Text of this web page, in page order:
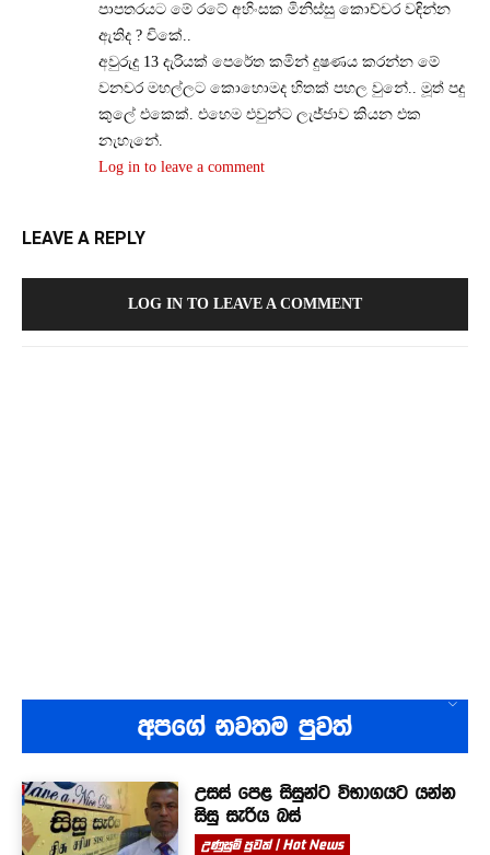
පාපතරයට මේ රටේ අහිංසක මිනිස්සු කොච්චර වඳින්න
ඇතිද ? චිකේ..
අවුරුදු 13 දැරියක් පෙරේත කමින් දුෂණය කරන්න මේ
වනචර මහල්ලට කොහොමද හිතක් පහල වුනේ.. මූත් පදු
කුලේ එකෙක්. එහෙම එවුන්ට ලැජ්ජාව කියන එක
නැහැනේ.
Log in to leave a comment
LEAVE A REPLY
LOG IN TO LEAVE A COMMENT
අපගේ නවතම පුවත්
උසස් පෙළ සිසුන්ට විභාගයට යන්න
සිසු සැරිය බස්
උණුසුම් පුවත් | Hot News